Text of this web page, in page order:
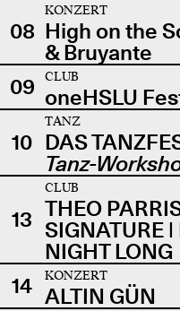
08
KONZERT
High on the
& Bruyante
09
CLUB
oneHSLU
10
TANZ
DAS
Tanz-
13
CLUB
THEO
SIGNATURE
NIGHT LONG
14
KONZERT
ALTIN GÜN